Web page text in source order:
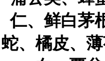
仁、鲜白茅
蛇、橘皮、